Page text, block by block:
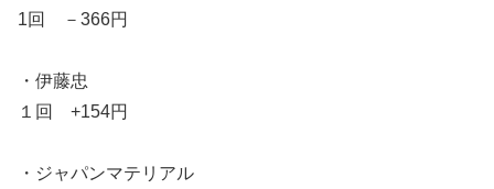
1回 －366円
・伊藤忠
１回 +154円
・ジャパンマテリアル